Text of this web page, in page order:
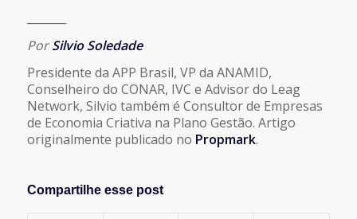
PorSilvio Soledade
Presidente da APP Brasil, VP da ANAMID,
Conselheiro do CONAR, IVC e Advisor do Leag
Network, Silvio também é Consultor de Empresas
de Economia Criativa na Plano Gestão. Artigo
originalmente publicado no Propmark.
Compartilhe esse post